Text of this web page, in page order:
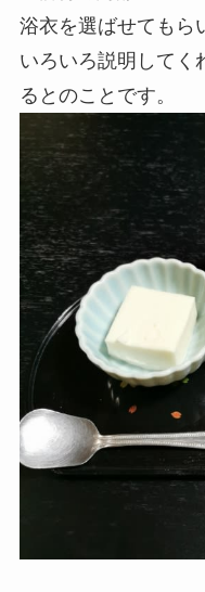
浴衣を選ばせてもら
いろいろ説明してく
るとのことです。